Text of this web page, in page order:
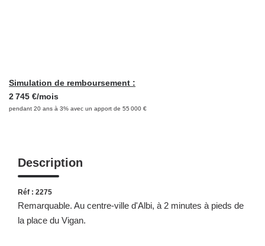
Simulation de remboursement :
2 745 €/mois
pendant 20 ans à 3% avec un apport de 55 000 €
Description
Réf : 2275
Remarquable. Au centre-ville d'Albi, à 2 minutes à pieds de
la place du Vigan.